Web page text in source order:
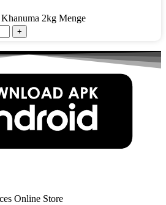
2kg Menge
Online Store